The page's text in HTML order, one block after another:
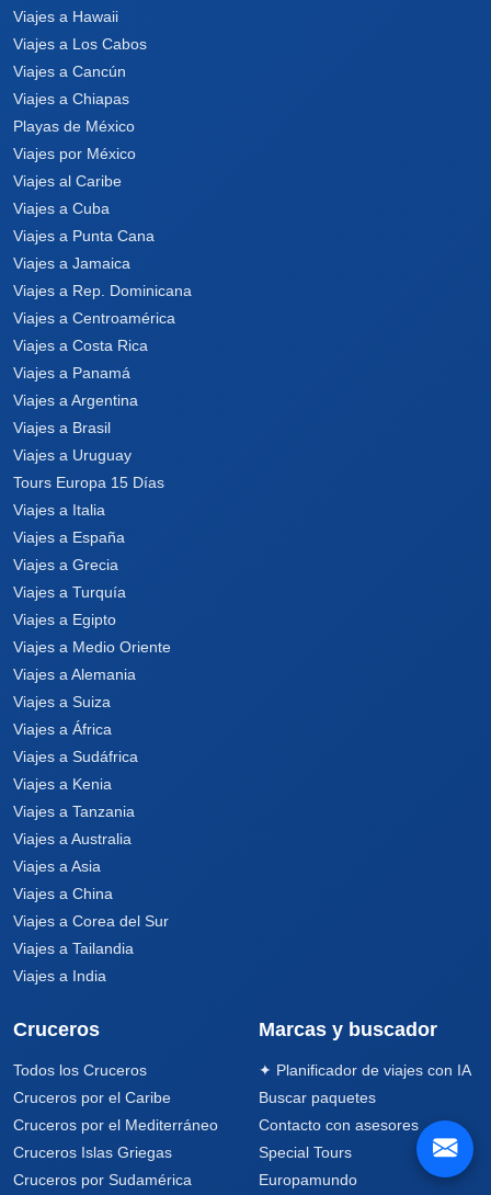
Viajes a Hawaii
Viajes a Los Cabos
Viajes a Cancún
Viajes a Chiapas
Playas de México
Viajes por México
Viajes al Caribe
Viajes a Cuba
Viajes a Punta Cana
Viajes a Jamaica
Viajes a Rep. Dominicana
Viajes a Centroamérica
Viajes a Costa Rica
Viajes a Panamá
Viajes a Argentina
Viajes a Brasil
Viajes a Uruguay
Tours Europa 15 Días
Viajes a Italia
Viajes a España
Viajes a Grecia
Viajes a Turquía
Viajes a Egipto
Viajes a Medio Oriente
Viajes a Alemania
Viajes a Suiza
Viajes a África
Viajes a Sudáfrica
Viajes a Kenia
Viajes a Tanzania
Viajes a Australia
Viajes a Asia
Viajes a China
Viajes a Corea del Sur
Viajes a Tailandia
Viajes a India
Cruceros
Todos los Cruceros
Cruceros por el Caribe
Cruceros por el Mediterráneo
Cruceros Islas Griegas
Cruceros por Sudamérica
Marcas y buscador
✦ Planificador de viajes con IA
Buscar paquetes
Contacto con asesores
Special Tours
Europamundo